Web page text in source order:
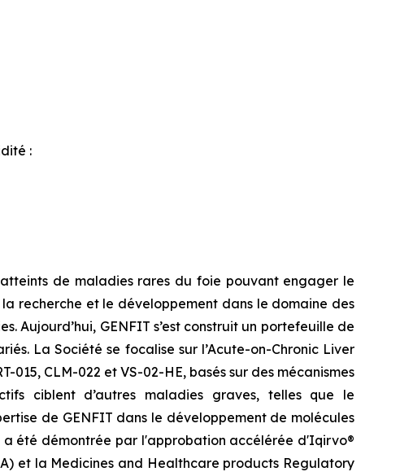
:
de maladies rares du foie pouvant engager le
recherche et le développement dans le domaine des
Aujourd’hui, GENFIT s’est construit un portefeuille de
La Société se focalise sur l’Acute-on-Chronic Liver
015, CLM-022 et VS-02-HE, basés sur des mécanismes
ciblent d’autres maladies graves, telles que le
de GENFIT dans le développement de molécules
a été démontrée par l'approbation accélérée d'Iqirvo®
et la Medicines and Healthcare products Regulatory